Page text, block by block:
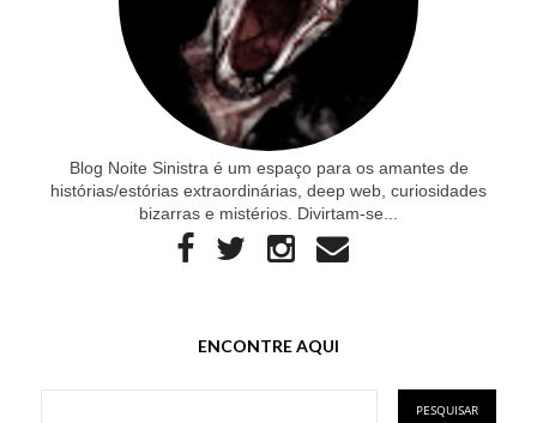
Blog Noite Sinistra é um espaço para os amantes de
histórias/estórias extraordinárias, deep web, curiosidades
bizarras e mistérios. Divirtam-se...
ENCONTRE AQUI